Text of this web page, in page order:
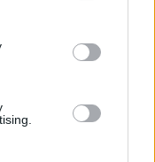
centrum pro
účasti zástupců
školství akci
z iniciativy REC; po
na řadu česká verze, v
Turecko a podle